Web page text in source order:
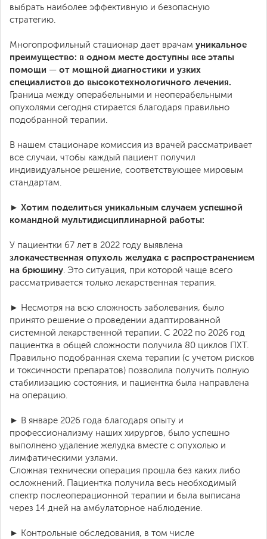
выбрать наиболее эффективную и безопасную
стратегию.
Многопрофильный стационар дает врачам уникальное
преимущество: в одном месте доступны все этапы
помощи — от мощной диагностики и узких
специалистов до высокотехнологичного лечения.
Граница между операбельными и неоперабельными
опухолями сегодня стирается благодаря правильно
подобранной терапии.
В нашем стационаре комиссия из врачей рассматривает
все случаи, чтобы каждый пациент получил
индивидуальное решение, соответствующее мировым
стандартам.
► Хотим поделиться уникальным случаем успешной
командной мультидисциплинарной работы:
У пациентки 67 лет в 2022 году выявлена
злокачественная опухоль желудка с распространением
на брюшину . Это ситуация, при которой чаще всего
рассматривается только лекарственная терапия.
► Несмотря на всю сложность заболевания, было
принято решение о проведении адаптированной
системной лекарственной терапии. С 2022 по 2026 год
пациентка в общей сложности получила 80 циклов ПХТ.
Правильно подобранная схема терапии (с учетом рисков
и токсичности препаратов) позволила получить полную
стабилизацию состояния, и пациентка была направлена
на операцию.
► В январе 2026 года благодаря опыту и
профессионализму наших хирургов, было успешно
выполнено удаление желудка вместе с опухолью и
лимфатическими узлами.
Сложная технически операция прошла без каких либо
осложнений. Пациентка получила весь необходимый
спектр послеоперационной терапии и была выписана
через 14 дней на амбулаторное наблюдение.
► Контрольные обследования, в том числе